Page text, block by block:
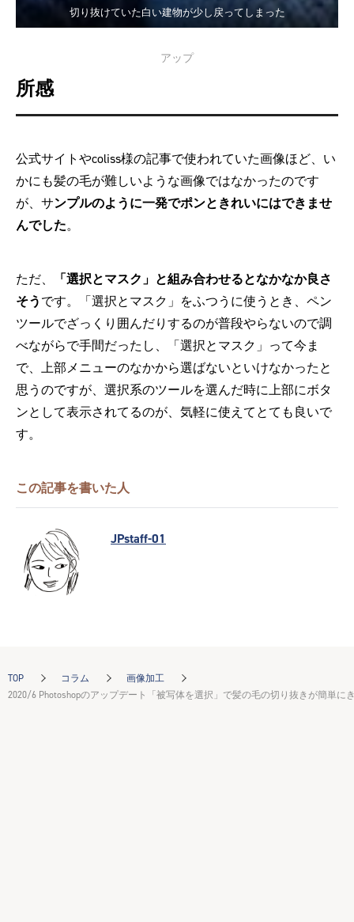
TOP コラム
画像加工
2020/6 Photoshopのアップデート「被写体を選択」で髪の毛の切り抜きが簡単に
切り抜けていた白い建物が少し戻ってしまった
アップ
所感
公式サイトやcoliss様の記事で使われていた画像ほど、い
かにも髪の毛が難しいような画像ではなかったのです
が、サンプルのように一発でポンときれいにはできませ
んでした。
ただ、
「選択とマスク」と組み合わせるとなかなか良さ
そうです。「選択とマスク」をふつうに使うとき、ペン
ツールでざっくり囲んだりするのが普段やらないので調
べながらで手間だったし、「選択とマスク」って今ま
で、上部メニューのなかから選ばないといけなかったと
思うのですが、選択系のツールを選んだ時に上部にボタ
ンとして表示されてるのが、気軽に使えてとても良いで
す。
この記事を書いた人
JPstaff-01